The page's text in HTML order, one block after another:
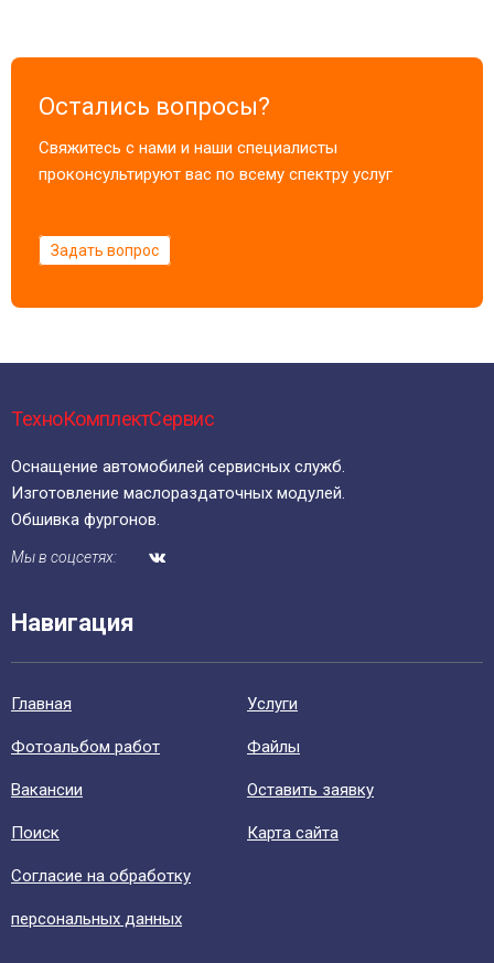
Остались вопросы?
Свяжитесь с нами и наши специалисты
проконсультируют вас по всему спектру услуг
Задать вопрос
ТехноКомплектСервис
Оснащение автомобилей сервисных служб.
Изготовление маслораздаточных модулей.
Обшивка фургонов.
Мы в соцсетях:
Навигация
Главная Уcлуги
Фотоальбом работ Файлы
Вакансии Оставить заявку
Поиск Карта сайта
Согласие на обработку
персональных данных